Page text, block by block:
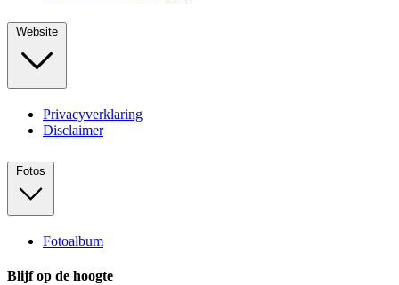
Website
Privacyverklaring
Disclaimer
Fotos
Fotoalbum
Blijf op de hoogte